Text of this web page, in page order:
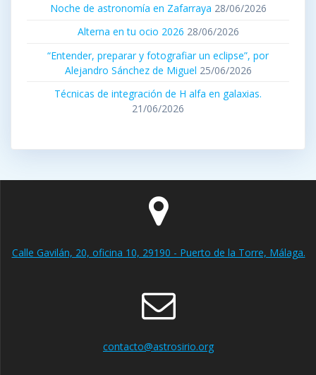
Noche de astronomía en Zafarraya 28/06/2026
Alterna en tu ocio 2026 28/06/2026
“Entender, preparar y fotografiar un eclipse”, por
Alejandro Sánchez de Miguel 25/06/2026
Técnicas de integración de H alfa en galaxias.
21/06/2026
Calle Gavilán, 20, oficina 10, 29190 - Puerto de la Torre, Málaga.
contacto@astrosirio.org